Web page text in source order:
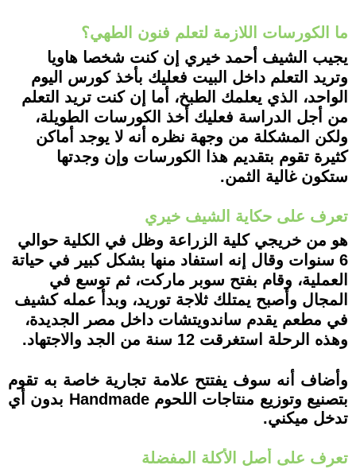
ما الكورسات اللازمة لتعلم فنون الطهي؟
يجيب الشيف أحمد خيري إن كنت شخصا هاويا
وتريد التعلم داخل البيت فعليك بأخذ كورس اليوم
الواحد، الذي يعلمك الطبخ، أما إن كنت تريد التعلم
من أجل الدراسة فعليك أخذ الكورسات الطويلة،
ولكن المشكلة من وجهة نظره أنه لا يوجد أماكن
كثيرة تقوم بتقديم هذا الكورسات وإن وجدتها
ستكون غالية الثمن.
تعرف على حكاية الشيف خيري
هو من خريجي كلية الزراعة وظل في الكلية حوالي
6 سنوات وقال إنه استفاد منها بشكل كبير في حياتة
العملية، وقام بفتح سوبر ماركت، ثم توسع في
المجال وأصبح يمتلك ثلاجة توريد، وبدأ عمله كشيف
في مطعم يقدم ساندويتشات داخل مصر الجديدة،
وهذه الرحلة استغرقت 12 سنة من الجد والاجتهاد.
وأضاف أنه سوف يفتتح علامة تجارية خاصة به تقوم
بتصنيع وتوزيع منتاجات اللحوم Handmade بدون أي
تدخل ميكني.
تعرف على أصل الأكلة المفضلة